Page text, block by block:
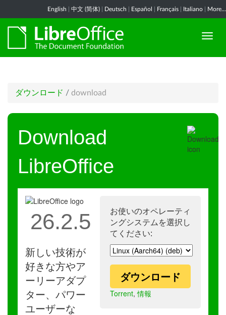
English 中文 (简体) Deutsch Español Français Italiano More...
ダウンロード / download
Download
LibreOffice
お使いのオペレーティ
ングシステムを選択し
てください:
ダウンロード
Torrent,情報
26.2.5
新しい技術が
好きな方やア
ーリーアダプ
ター、パワー
ユーザーな